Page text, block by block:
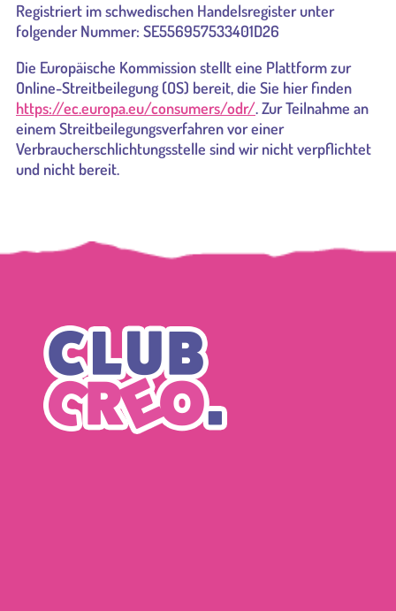
Registriert im schwedischen Handelsregister unter
folgender Nummer: SE556957533401D26
Die Europäische Kommission stellt eine Plattform zur
Online-Streitbeilegung (OS) bereit, die Sie hier finden
https://ec.europa.eu/consumers/odr/. Zur Teilnahme an
einem Streitbeilegungsverfahren vor einer
Verbraucherschlichtungsstelle sind wir nicht verpflichtet
und nicht bereit.